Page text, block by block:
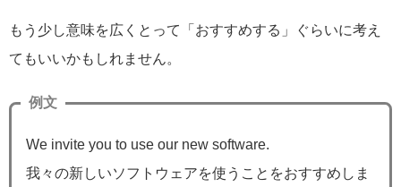
もう少し意味を広くとって「おすすめする」ぐらいに考え
てもいいかもしれません。
例文
We invite you to use our new software.
我々の新しいソフトウェアを使うことをおすすめしま